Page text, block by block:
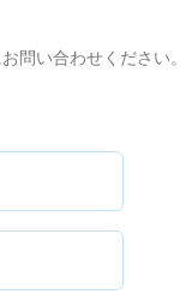
問い合わせください。